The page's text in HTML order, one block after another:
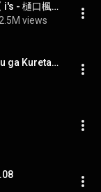
【歌ってみた】冬がくれた予感【 i's - 樋口楓 / リゼ・ヘルエスタ / 竜胆尊 cover】
2.5M views
冬がくれた予感 (Off Vocal) - Fuyu ga Kureta Yokan (Off Vocal)